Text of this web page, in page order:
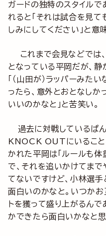
ガードの独特のスタイルで
れると「それは試合を見
しみにしてください」と意
これまで会見などでは
となっている平岡だが、
「（山田が）ラッパーみた
ったら、意外とおとなしか
いいのかなと」と苦笑い。
過去に対戦しているぱ
KNOCK OUTにいること
かれた平岡は「ルールも
で、それを追いかけてま
てないですけど、小林選
面白いのかなと。いつか
トを獲って盛り上がるん
かできたら面白いかなと思